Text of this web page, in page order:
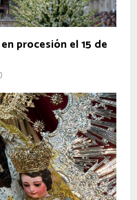
procesión el 15 de